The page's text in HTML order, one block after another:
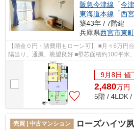
阪急今津線 「今津
東海道本線 「西宮
築43年 / 7階建
兵庫県西宮市東町
【頭金０円・諸費用もローン可】 ■月々6万円
陽当り、通風、眺望良好 ■壁芯面積約100平米
室6帖以上 ■２沿線利用可能 ■2020年大...
9月8日 値
2,480万円
5階 / 4LDK /
売買 | 中古マンション ローズハイツ夙